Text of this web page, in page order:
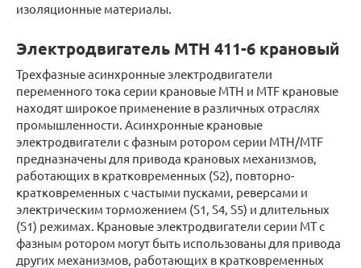
изоляционные материалы.
Электродвигатель MTH 411-6 крановый
Трехфазные асинхронные электродвигатели
переменного тока серии крановые МТН и МTF крановые
находят широкое применение в различных отраслях
промышленности. Асинхронные крановые
электродвигатели с фазным ротором серии МТН/МТF
предназначены для привода крановых механизмов,
работающих в кратковременных (S2), повторно-
кратковременных с частыми пусками, реверсами и
электрическим торможением (S1, S4, S5) и длительных
(S1) режимах. Крановые электродвигатели серии МТ с
фазным ротором могут быть использованы для привода
других механизмов, работающих в кратковременных